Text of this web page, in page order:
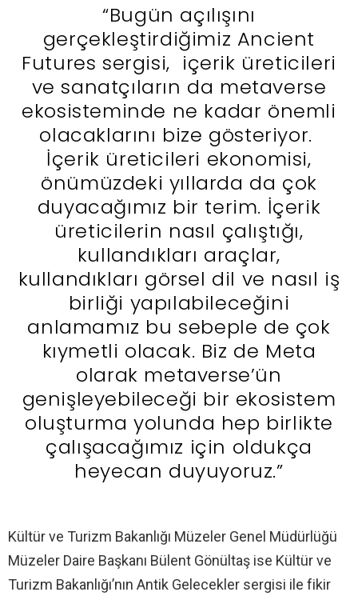
“Bugün açılışını
gerçekleştirdiğimiz Ancient
Futures sergisi, içerik üreticileri
ve sanatçıların da metaverse
ekosisteminde ne kadar önemli
olacaklarını bize gösteriyor.
İçerik üreticileri ekonomisi,
önümüzdeki yıllarda da çok
duyacağımız bir terim. İçerik
üreticilerin nasıl çalıştığı,
kullandıkları araçlar,
kullandıkları görsel dil ve nasıl iş
birliği yapılabileceğini
anlamamız bu sebeple de çok
kıymetli olacak. Biz de Meta
olarak metaverse’ün
genişleyebileceği bir ekosistem
oluşturma yolunda hep birlikte
çalışacağımız için oldukça
heyecan duyuyoruz.”
Kültür ve Turizm Bakanlığı Müzeler Genel Müdürlüğü
Müzeler Daire Başkanı Bülent Gönültaş ise Kültür ve
Turizm Bakanlığı’nın Antik Gelecekler sergisi ile fikir